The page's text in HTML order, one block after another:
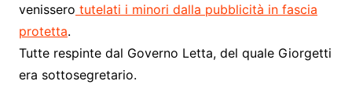
venissero tutelati i minori dalla pubblicità in fascia
protetta.
Tutte respinte dal Governo Letta, del quale Giorgetti
era sottosegretario.